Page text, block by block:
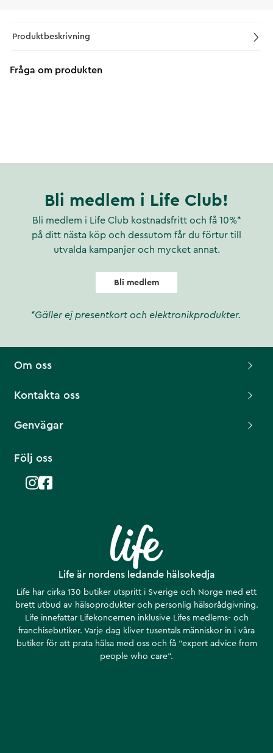
Produktbeskrivning
Fråga om produkten
Bli medlem i Life Club!
Bli medlem i Life Club kostnadsfritt och få 10%*
på ditt nästa köp och dessutom får du förtur till
utvalda kampanjer och mycket annat.
Bli medlem
*Gäller ej presentkort och elektronikprodukter.
Life är nordens ledande hälsokedja
Life har cirka 130 butiker utspritt i Sverige och Norge med ett
brett utbud av hälsoprodukter och personlig hälsorådgivning.
Life innefattar Lifekoncernen inklusive Lifes medlems- och
franchisebutiker. Varje dag kliver tusentals människor in i våra
butiker för att prata hälsa med oss och få ”expert advice from
people who care”.
Om oss
Kontakta oss
Genvägar
Följ oss